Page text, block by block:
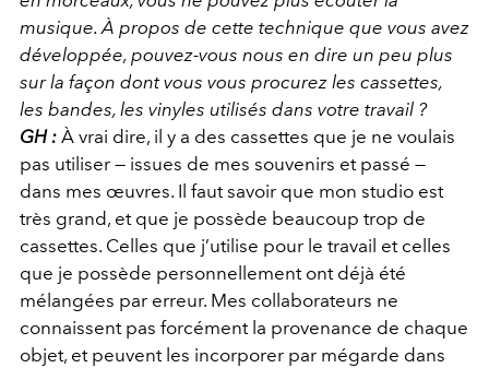
musique. À propos de cette technique que vous avez
développée, pouvez-vous nous en dire un peu plus
sur la façon dont vous vous procurez les cassettes,
les bandes, les vinyles utilisés dans votre travail ?
GH : À vrai dire, il y a des cassettes que je ne voulais
pas utiliser — issues de mes souvenirs et passé —
dans mes œuvres. Il faut savoir que mon studio est
très grand, et que je possède beaucoup trop de
cassettes. Celles que j’utilise pour le travail et celles
que je possède personnellement ont déjà été
mélangées par erreur. Mes collaborateurs ne
connaissent pas forcément la provenance de chaque
objet, et peuvent les incorporer par mégarde dans